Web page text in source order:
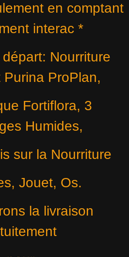
en comptant
interac *
Nourriture
Purina ProPlan,
Fortiflora, 3
Humides,
sur la Nourriture
Jouet, Os.
la livraison